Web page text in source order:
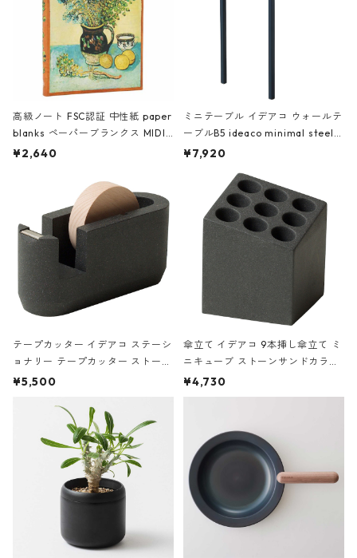
高級ノート FSC認証 中性紙 paper
blanks ペーパーブランクス MIDI
ハードカバー 罫線 ヴァン・ゴッホ
¥2,640
ミニテーブル イデアコ ウォールテ
ーブルB5 ideaco minimal steel f
urniture WALL Table B5 ネイビー
¥7,920
テープカッター イデアコ ステーシ
ョナリー テープカッター ストーン
サンドカラー 石調 ideaco Station
¥5,500
傘立て イデアコ 9本挿し傘立て ミ
ニキューブ ストーンサンドカラー
石調 ideaco Umbrella Stand CUB
E ストーンサンドブラック
¥4,730